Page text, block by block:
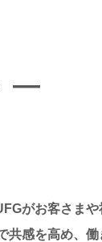
―
がお客さまや
共感を高め、